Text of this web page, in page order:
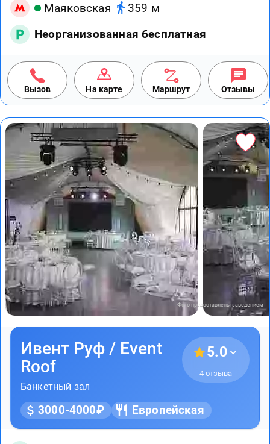
Маяковская
359 м
Неорганизованная бесплатная
Вызов На карте Маршрут Отзывы
Фото предоставлены заведением
Ивент Руф / Event
Roof
Банкетный зал
5.0
4 отзыва
3000-4000₽ Европейская